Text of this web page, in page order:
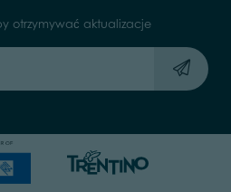
otrzymywać aktualizacje